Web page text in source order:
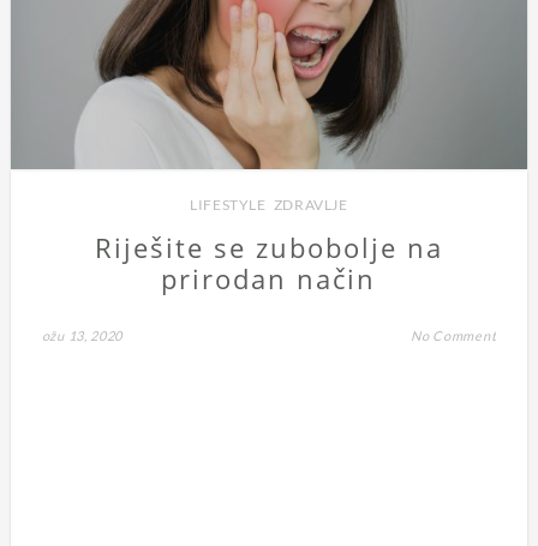
LIFESTYLE ZDRAVLJE
Riješite se zubobolje na
prirodan način
ožu 13, 2020 No Comment